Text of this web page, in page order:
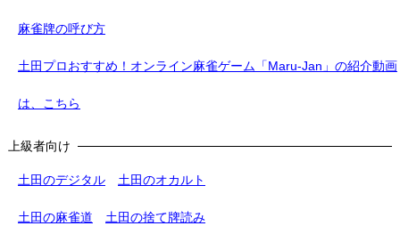
麻雀牌の呼び方
土田プロおすすめ！オンライン麻雀ゲーム「Maru-Jan」の紹介動画
は、こちら
上級者向け
土田のデジタル 土田のオカルト
土田の麻雀道 土田の捨て牌読み